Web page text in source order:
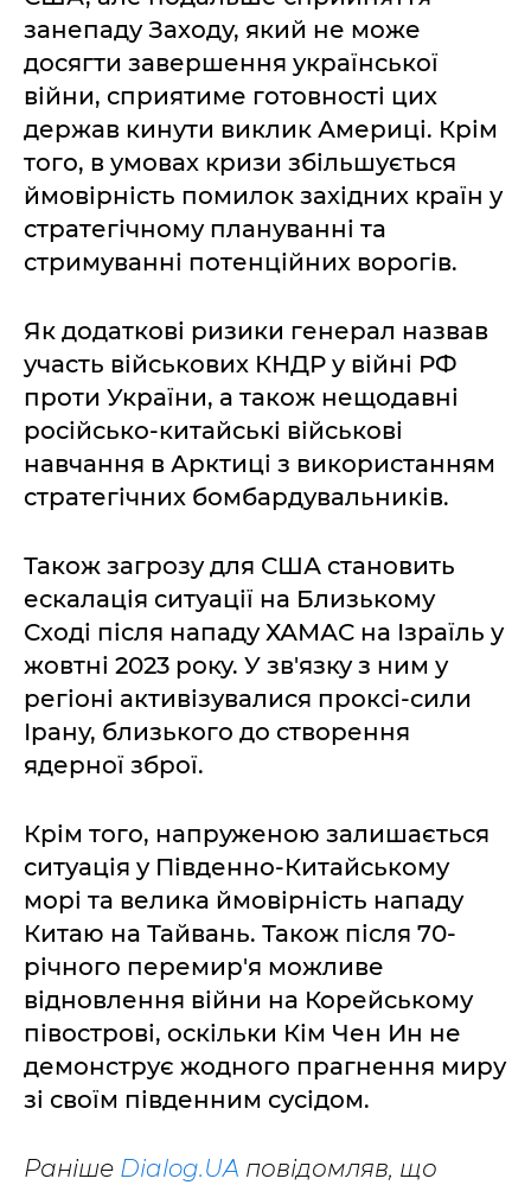
занепаду Заходу, який не може
досягти завершення української
війни, сприятиме готовності цих
держав кинути виклик Америці. Крім
того, в умовах кризи збільшується
ймовірність помилок західних країн у
стратегічному плануванні та
стримуванні потенційних ворогів.
Як додаткові ризики генерал назвав
участь військових КНДР у війні РФ
проти України, а також нещодавні
російсько-китайські військові
навчання в Арктиці з використанням
стратегічних бомбардувальників.
Також загрозу для США становить
ескалація ситуації на Близькому
Сході після нападу ХАМАС на Ізраїль у
жовтні 2023 року. У зв'язку з ним у
регіоні активізувалися проксі-сили
Ірану, близького до створення
ядерної зброї.
Крім того, напруженою залишається
ситуація у Південно-Китайському
морі та велика ймовірність нападу
Китаю на Тайвань. Також після 70-
річного перемир'я можливе
відновлення війни на Корейському
півострові, оскільки Кім Чен Ин не
демонструє жодного прагнення миру
зі своїм південним сусідом.
Раніше Dialog.UA повідомляв, що